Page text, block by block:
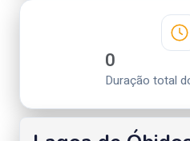
0
Duração total